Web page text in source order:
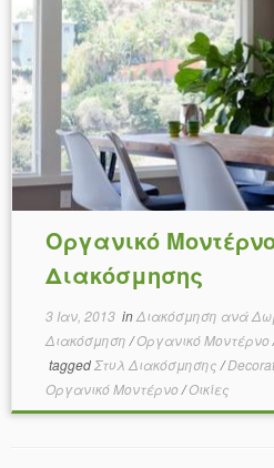
Οργανικό
Διακόσμησης
3 Ιαν, 2013inΔιακόσμηση ανά
Διακόσμηση /Οργανικό Μοντέρνο
taggedΣτυλ Διακόσμησης /
Οργανικό Μοντέρνο /Οικίες